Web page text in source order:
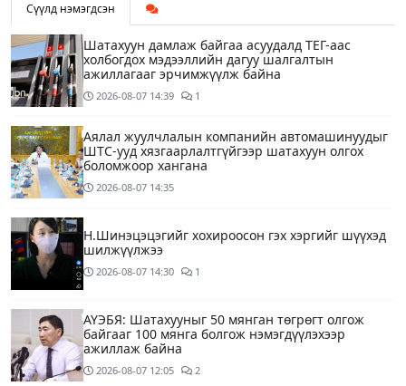
Сүүлд нэмэгдсэн
Шатахуун дамлаж байгаа асуудалд ТЕГ-аас
холбогдох мэдээллийн дагуу шалгалтын
ажиллагааг эрчимжүүлж байна
2026-08-07 14:39 1
Аялал жуулчлалын компанийн автомашинуудыг
ШТС-ууд хязгаарлалтгүйгээр шатахуун олгох
боломжоор хангана
2026-08-07 14:35
Н.Шинэцэцэгийг хохироосон гэх хэргийг шүүхэд
шилжүүлжээ
2026-08-07 14:30 1
АҮЭБЯ: Шатахууныг 50 мянган төгрөгт олгож
байгааг 100 мянга болгож нэмэгдүүлэхээр
ажиллаж байна
2026-08-07 12:05 2